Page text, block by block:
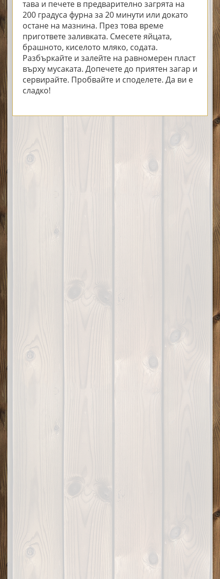
тава и печете в предварително загрята на
200 градуса фурна за 20 минути или докато
остане на мазнина. През това време
пригответе заливката. Смесете яйцата,
брашното, киселото мляко, содата.
Разбъркайте и залейте на равномерен пласт
върху мусаката. Допечете до приятен загар и
сервирайте. Пробвайте и споделете. Да ви е
сладко!